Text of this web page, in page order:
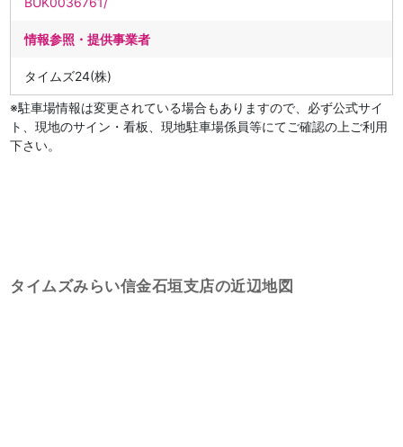
情報参照・提供事業者
タイムズ24(株)
※駐車場情報は変更されている場合もありますので、必ず公式サイ
ト、現地のサイン・看板、現地駐車場係員等にてご確認の上ご利用
下さい。
タイムズみらい信金石垣支店の近辺地図